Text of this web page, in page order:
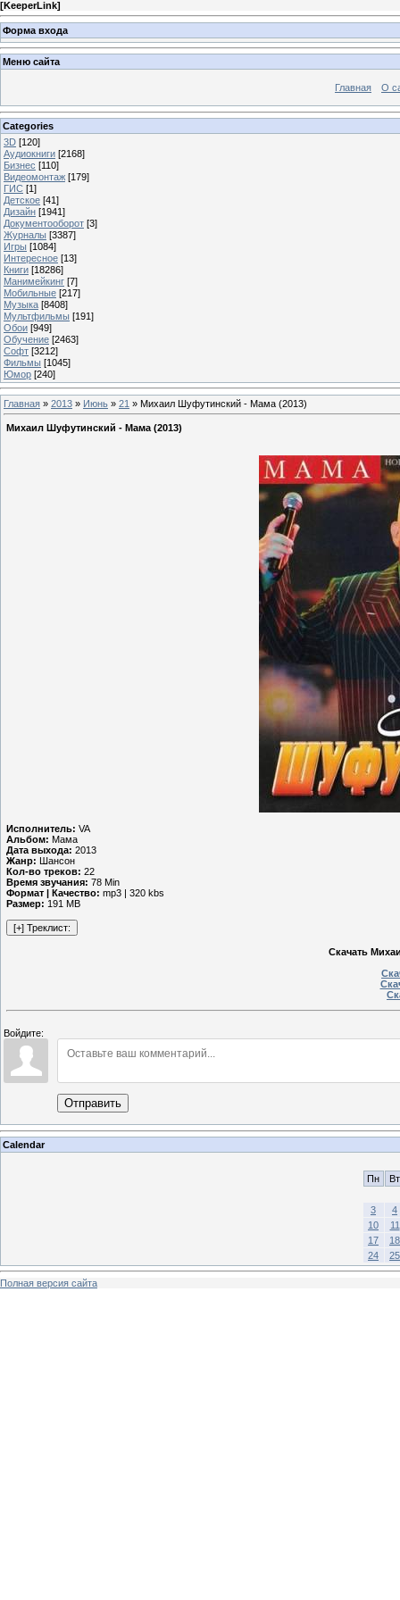
[KeeperLink]
Форма входа
Меню сайта
Главная О
Categories
3D [120]
Аудиокниги [2168]
Бизнес [110]
Видеомонтаж [179]
ГИС [1]
Детское [41]
Дизайн [1941]
Документооборот [3]
Журналы [3387]
Игры [1084]
Интересное [13]
Книги [18286]
Манимейкинг [7]
Мобильные [217]
Музыка [8408]
Мультфильмы [191]
Обои [949]
Обучение [2463]
Софт [3212]
Фильмы [1045]
Юмор [240]
Главная » 2013 » Июнь » 21 » Михаил Шуфутинский - Мама (2013)
Михаил Шуфутинский - Мама (2013)
Исполнитель: VA
Альбом: Мама
Дата выхода: 2013
Жанр:
Шансон
Кол-во треков: 22
Время звучания: 78 Min
Формат | Качество: mp3 | 320 kbs
Размер: 191 MB
Скачать
Войдите:
Отправить
Calendar
Пн Вт
3
4
10
11
17
18
24
25
Полная версия сайта